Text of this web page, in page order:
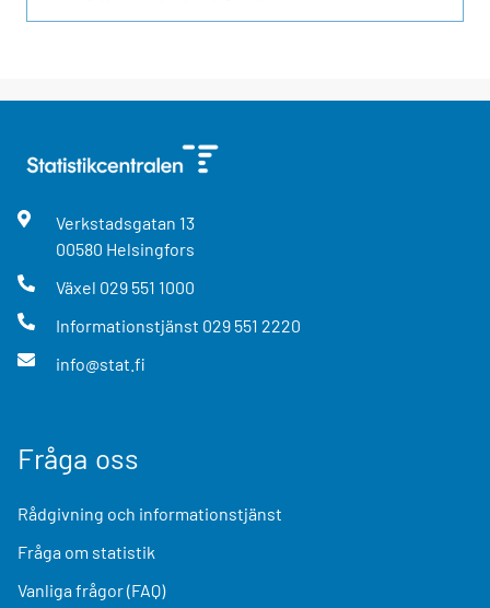
Verkstadsgatan 13
00580 Helsingfors
Växel 029 551 1000
Informationstjänst 029 551 2220
info@stat.fi
Fråga oss
Rådgivning och informationstjänst
Fråga om statistik
Vanliga frågor (FAQ)